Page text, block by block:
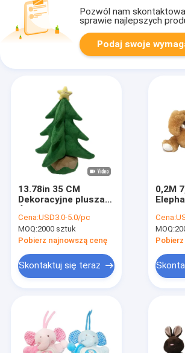
Pozwól nam
sprawie najlepszych
Podaj swoje
13.78in 35 CM
Dekoracyjne pluszaki
choinkowe do
dekoracji wnętrz
Cena:USD3.0-5.0/pc
MOQ:2000 sztuk
Pobierz najnowszą cenę
Skontaktuj się teraz
0,2M
Cena:
MOQ: